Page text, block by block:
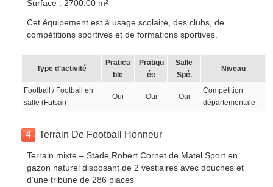
Surface : 2700.00 m²
Cet équipement est à usage scolaire, des clubs, de
compétitions sportives et de formations sportives.
Type d’activité
Pratica
ble
Pratiqu
ée
Salle
Spé.
Niveau
Football / Football en
salle (Futsal)
Oui Oui Oui
Compétition
départementale
4 Terrain De Football Honneur
Terrain mixte – Stade Robert Cornet de Matel Sport en
gazon naturel disposant de 2 vestiaires avec douches et
d’une tribune de 286 places